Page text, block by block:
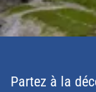
Partez à la